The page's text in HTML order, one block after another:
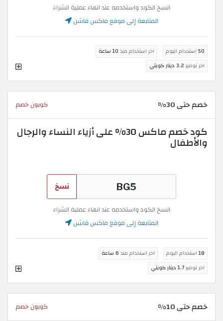
انسخ الكود واستخدمه عند انهاء عملية الشراء
المتابعة إلى موقع ماكس فاشن
50 استخدام اليوم اخر استخدام منذ 10 ساعة
اخر توفير 3.2 دينار كويتي
خصم حتى 30% كوبون خصم
كود خصم ماكس 30% على أزياء النساء والرجال
والأطفال
نسخ
انسخ الكود واستخدمه عند انهاء عملية الشراء
المتابعة إلى موقع ماكس فاشن
18 استخدام اليوم اخر استخدام منذ 6 ساعة
اخر توفير1.7 دينار كويتي
خصم حتى 10% كوبون خصم